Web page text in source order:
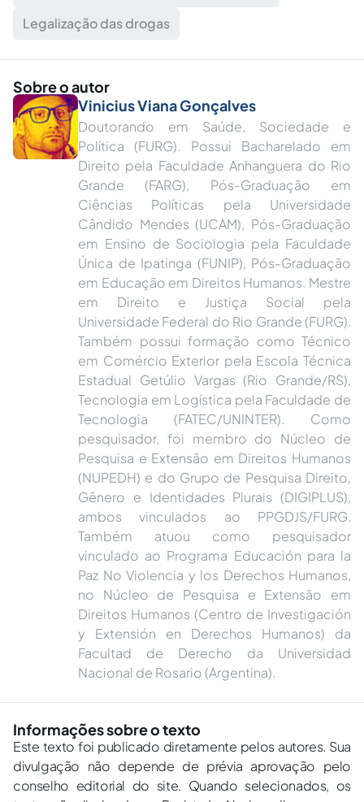
Legalização das drogas
Sobre o autor
Vinicius Viana Gonçalves
Doutorando em Saúde, Sociedade e
Política (FURG). Possui Bacharelado em
Direito pela Faculdade Anhanguera do Rio
Grande (FARG), Pós-Graduação em
Ciências Políticas pela Universidade
Cândido Mendes (UCAM), Pós-Graduação
em Ensino de Sociologia pela Faculdade
Única de Ipatinga (FUNIP), Pós-Graduação
em Educação em Direitos Humanos. Mestre
em Direito e Justiça Social pela
Universidade Federal do Rio Grande (FURG).
Também possui formação como Técnico
em Comércio Exterior pela Escola Técnica
Estadual Getúlio Vargas (Rio Grande/RS),
Tecnologia em Logística pela Faculdade de
Tecnologia (FATEC/UNINTER). Como
pesquisador, foi membro do Núcleo de
Pesquisa e Extensão em Direitos Humanos
(NUPEDH) e do Grupo de Pesquisa Direito,
Gênero e Identidades Plurais (DIGIPLUS),
ambos vinculados ao PPGDJS/FURG.
Também atuou como pesquisador
vinculado ao Programa Educación para la
Paz No Violencia y los Derechos Humanos,
no Núcleo de Pesquisa e Extensão em
Direitos Humanos (Centro de Investigación
y Extensión en Derechos Humanos) da
Facultad de Derecho da Universidad
Nacional de Rosario (Argentina).
Informações sobre o texto
Este texto foi publicado diretamente pelos autores. Sua
divulgação não depende de prévia aprovação pelo
conselho editorial do site. Quando selecionados, os